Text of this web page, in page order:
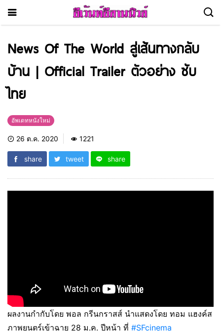
News Of The World สู่เส้นทางกลับ
บ้าน | Official Trailer ตัวอย่าง ซับ
ไทย
อัพเดทหนังใหม่
26 ต.ค. 2020 1221
share tweet share
ผลงานกำกับโดย พอล กรีนกราสส์ นำแสดงโดย ทอม แฮงค์ส
ภาพยนตร์เข้าฉาย 28 ม.ค. ปีหน้า ที่ #SFcinema